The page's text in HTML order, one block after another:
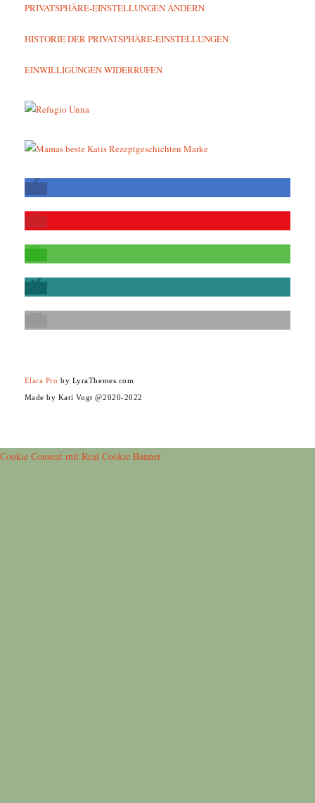
PRIVATSPHÄRE-EINSTELLUNGEN ÄNDERN
HISTORIE DER PRIVATSPHÄRE-EINSTELLUNGEN
EINWILLIGUNGEN WIDERRUFEN
Elara Pro by LyraThemes.com
Made by Kati Vogt @2020-2022
Cookie Consent mit Real Cookie Banner